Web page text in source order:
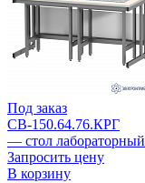
Под заказ
СВ-150.64.76.КРГ
— стол
Запросить цену
В корзину